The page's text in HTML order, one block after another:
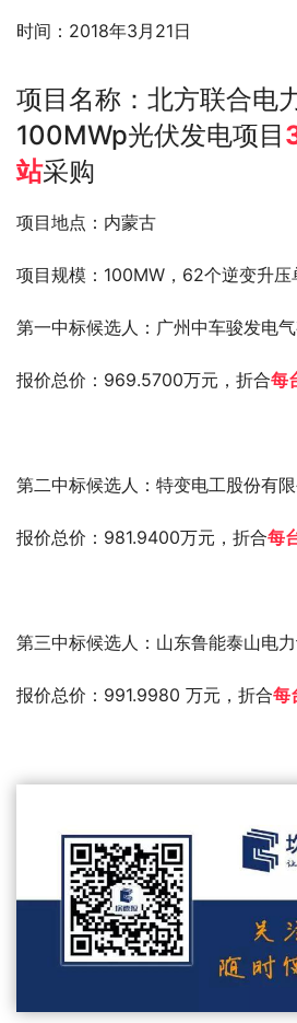
时间：2018年3月21日
项目名称：北方联合电
100MWp光伏发电项目
站采购
项目地点：内蒙古
项目规模：100MW，62个逆变升压
第一中标候选人：广州中车骏发电
报价总价：969.5700万元，折合每
第二中标候选人：特变电工股份有
报价总价：981.9400万元，折合每
第三中标候选人：山东鲁能泰山电
报价总价：991.9980 万元，折合每